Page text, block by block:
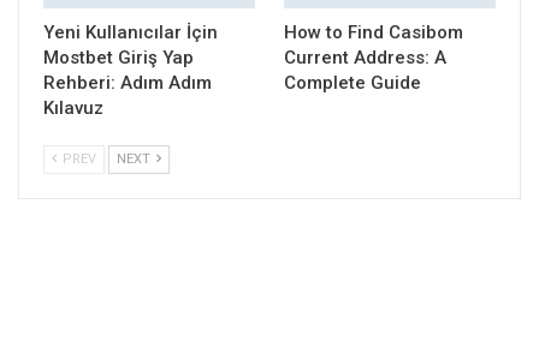
Yeni Kullanıcılar İçin
Mostbet Giriş Yap
Rehberi: Adım Adım
Kılavuz
How to Find Casibom
Current Address: A
Complete Guide
PREV NEXT